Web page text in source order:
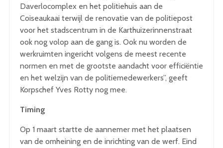
Daverlocomplex en het politiehuis aan de
Coiseaukaai terwijl de renovatie van de politiepost
voor het stadscentrum in de Karthuizerinnenstraat
ook nog volop aan de gang is. Ook nu worden de
werkruimten ingericht volgens de meest recente
normen en met de grootste aandacht voor efficiëntie
en het welzijn van de politiemedewerkers”, geeft
Korpschef Yves Rotty nog mee.
Timing
Op 1 maart startte de aannemer met het plaatsen
van de omheining en de inrichting van de werf. Eind